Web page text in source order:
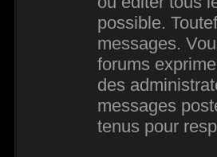
possible.
messages.
forums
des
messages
tenus pour